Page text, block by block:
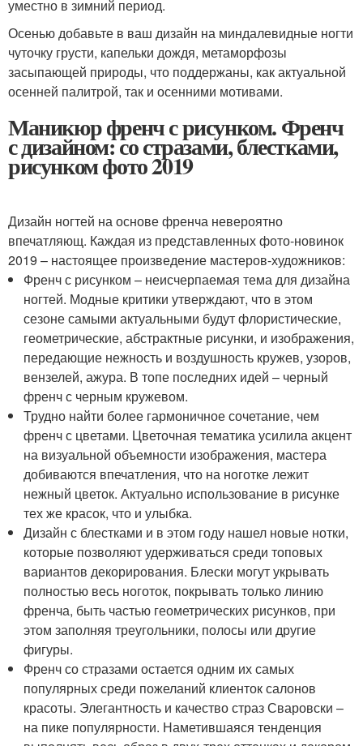
уместно в зимний период.
Осенью добавьте в ваш дизайн на миндалевидные ногти
чуточку грусти, капельки дождя, метаморфозы
засыпающей природы, что поддержаны, как актуальной
осенней палитрой, так и осенними мотивами.
Маникюр френч с рисунком. Френч
с дизайном: со стразами, блестками,
рисунком фото 2019
Дизайн ногтей на основе френча невероятно
впечатляющ. Каждая из представленных фото-новинок
2019 – настоящее произведение мастеров-художников:
Френч с рисунком – неисчерпаемая тема для дизайна
ногтей. Модные критики утверждают, что в этом
сезоне самыми актуальными будут флористические,
геометрические, абстрактные рисунки, и изображения,
передающие нежность и воздушность кружев, узоров,
вензелей, ажура. В топе последних идей – черный
френч с черным кружевом.
Трудно найти более гармоничное сочетание, чем
френч с цветами. Цветочная тематика усилила акцент
на визуальной объемности изображения, мастера
добиваются впечатления, что на ноготке лежит
нежный цветок. Актуально использование в рисунке
тех же красок, что и улыбка.
Дизайн с блестками и в этом году нашел новые нотки,
которые позволяют удерживаться среди топовых
вариантов декорирования. Блески могут укрывать
полностью весь ноготок, покрывать только линию
френча, быть частью геометрических рисунков, при
этом заполняя треугольники, полосы или другие
фигуры.
Френч со стразами остается одним их самых
популярных среди пожеланий клиенток салонов
красоты. Элегантность и качество страз Сваровски –
на пике популярности. Наметившаяся тенденция